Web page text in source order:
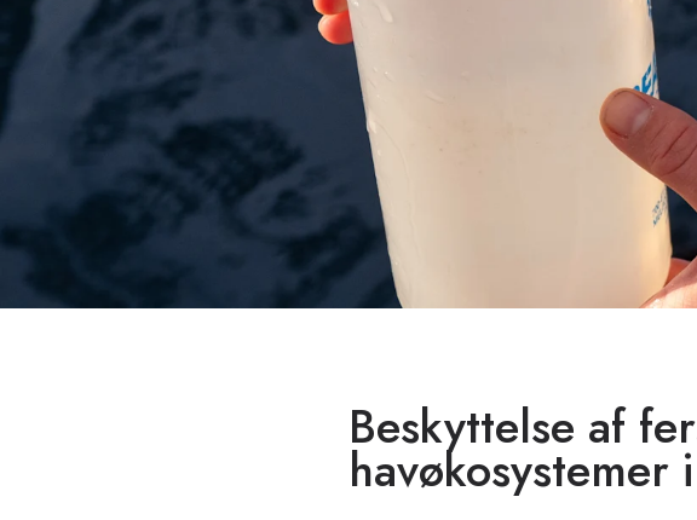
Beskyttelse af
havøkosystemer